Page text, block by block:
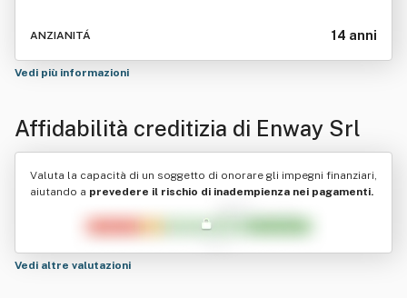
ANZIANITÁ 14 anni
Vedi più informazioni
Affidabilità creditizia di Enway Srl
Valuta la capacità di un soggetto di onorare gli impegni finanziari,
aiutando a prevedere il rischio di inadempienza nei pagamenti.
Vedi altre valutazioni